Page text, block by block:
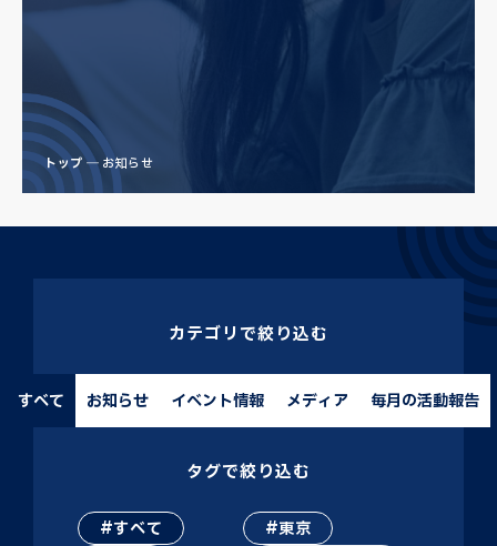
トップ お知らせ
カテゴリで絞り込む
すべて お知らせ イベント情報 メディア 毎月の活動報告
タグで絞り込む
すべて
東京